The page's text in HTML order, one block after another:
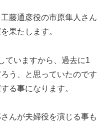
藤通彦役の市原隼人さん
果たします。
ていますから、過去に1
う、と思っていたのです
る事になります。
んが夫婦役を演じる事も